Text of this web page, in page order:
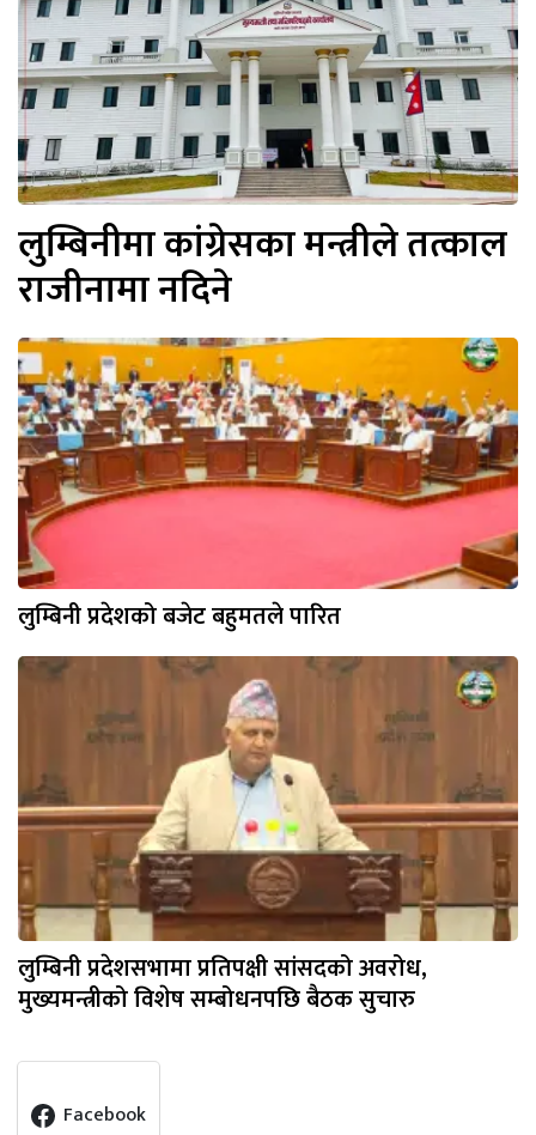
लुम्बिनीमा कांग्रेसका मन्त्रीले तत्काल
राजीनामा नदिने
लुम्बिनी प्रदेशको बजेट बहुमतले पारित
लुम्बिनी प्रदेशसभामा प्रतिपक्षी सांसदको अवरोध,
मुख्यमन्त्रीको विशेष सम्बोधनपछि बैठक सुचारु
Facebook